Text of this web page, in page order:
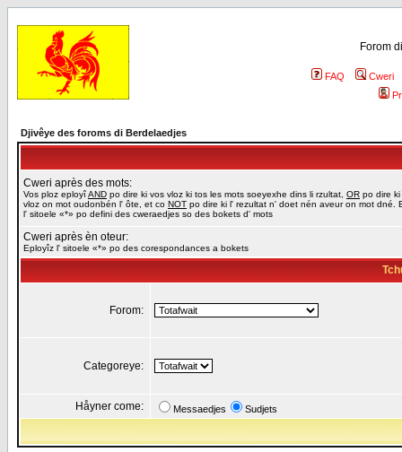
Forom
FAQ
Cweri
Djivêye des foroms di Berdelaedjes
Cweri après des mots:
Vos ploz eployîAND po dire ki vos vloz ki tos les mots soeyexhe dins li rzultat, OR po dire ki
vloz on mot oudonbén l' ôte, et co NOT po dire ki l' rezultat n' doet nén aveur on mot dné.
l' sitoele «*» po defini des cweraedjes so des bokets d' mots
Cweri après èn oteur:
Eployîz l' sitoele «*» po des corespondances a bokets
Forom:
Categoreye:
Håyner come: Messaedjes Sudjets